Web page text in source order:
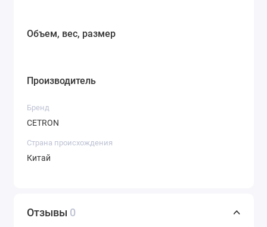
Объем, вес, размер
Производитель
Бренд
CETRON
Страна происхождения
Китай
Отзывы 0